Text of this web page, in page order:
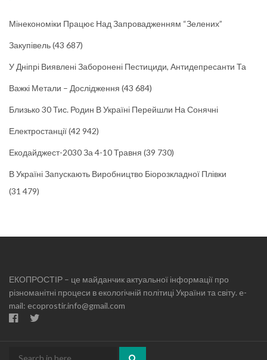
Мінекономіки Працює Над Запровадженням “зелених”
Закупівель(43 687)
У Дніпрі Виявлені Заборонені Пестициди, Антидепресанти Та
Важкі Метали – Дослідження (43 684)
Близько 30 Тис. Родин В Україні Перейшли На Сонячні
Електростанції(42 942)
Екодайджест-2030 За 4-10 Травня (39 730)
В Україні Запускають Виробництво Біорозкладної Плівки
(31 479)
ЕКОПРОСТІР – це майданчик актуальної інформації про
різноманітні процеси в екологічній політиці України та світу. e-
mail: ecoprostir.info@gmail.com